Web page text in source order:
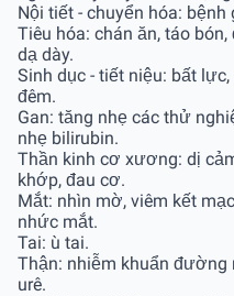
Nội tiết - chuyển hóa: bệnh
Tiêu hóa: chán ăn, táo
dạ dày.
Sinh dục - tiết niệu: bất
đêm.
Gan: tăng nhẹ các thử
nhẹ bilirubin.
Thần kinh cơ xương: dị
khớp, đau cơ.
Mắt: nhìn mờ, viêm kết
nhức mắt.
Tai: ù tai.
Thận: nhiễm khuẩn đường
urê.